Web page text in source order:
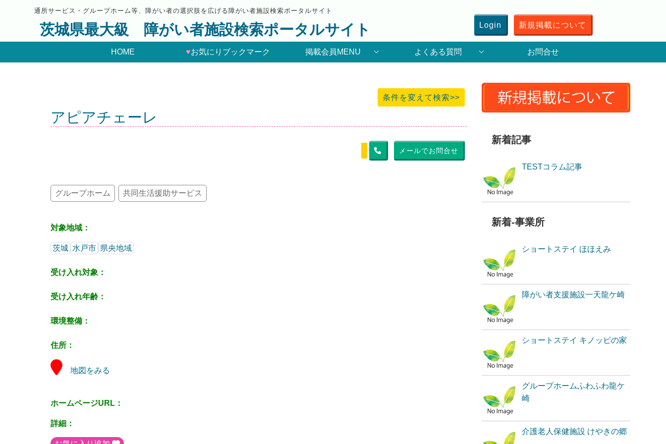
通所サービス・グループホーム等、障がい者の選択肢を広げる障がい者施設検索ポータルサイト
茨城県最大級 障がい者施設検索ポータルサイト Login 新規掲載について
HOME ♥お気にりブックマーク 掲載会員MENU よくある質問 お問合せ
条件を変えて検索>>
アピアチェーレ
メールでお問合せ
グループホーム 共同生活援助サービス
対象地域：
茨城 水戸市 県央地域
受け入れ対象：
受け入れ年齢：
環境整備：
住所：
地図をみる
ホームページURL：
詳細：
新着記事
TESTコラム記事
新着-事業所
ショートステイ ほほえみ
障がい者支援施設一天龍ケ崎
ショートステイ キノッピの家
グループホームふわふわ龍ケ
崎
介護老人保健施設 けやきの郷